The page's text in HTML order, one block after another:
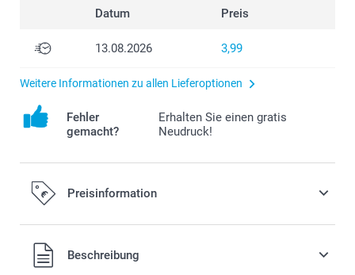
Datum Preis
13.08.2026 3,99
Weitere Informationen zu allen Lieferoptionen
Fehler
gemacht?
Erhalten Sie einen gratis
Neudruck!
Preisinformation
Alle Preise verstehen sich in EURO (€) inkl. MwSt. und zzgl.
Versandkosten.Beschreibung